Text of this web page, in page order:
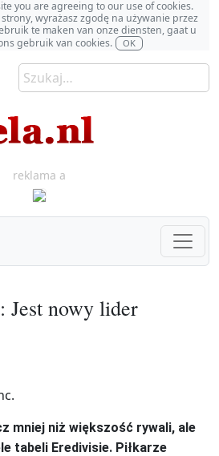
you are agreeing to our use of cookies.
strony, wyrażasz zgodę na używanie przez
te maken van onze diensten, gaat u
gebruik van cookies.
OK
reklama a
Jest nowy lider
mniej niż większość rywali, ale
tabeli Eredivisie. Piłkarze